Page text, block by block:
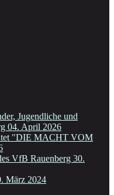
Jugendliche und
04. April 2026
"DIE MACHT VOM
VfB Rauenberg 30.
März 2024